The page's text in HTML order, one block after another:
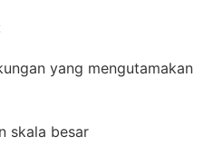
yang mengutamakan
skala besar